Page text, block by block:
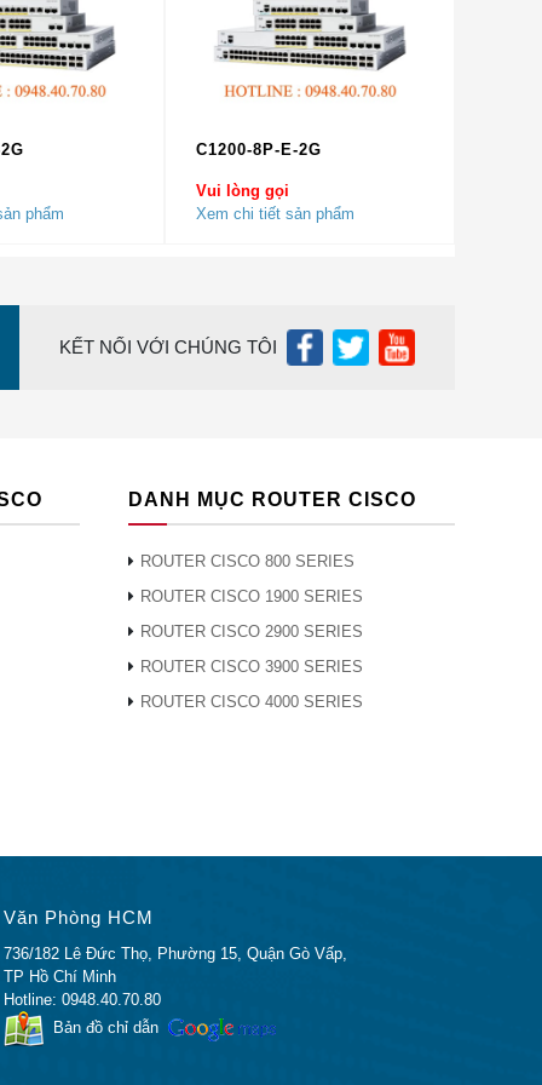
bị
xứ.
tinphẩm
C1200-8P-E-2G
Vui lòng gọi
Xem chi tiết sản phẩm
KẾT NỐI VỚI CHÚNG TÔI
DANH MỤC ROUTER CISCO
ROUTER CISCO 800 SERIES
ROUTER CISCO 1900 SERIES
ROUTER CISCO 2900 SERIES
ROUTER CISCO 3900 SERIES
ROUTER CISCO 4000 SERIES
Văn Phòng HCM
736/182 Lê Đức Thọ, Phường 15, Quận Gò Vấp,
TP Hồ Chí Minh
Hotline: 0948.40.70.80
Bản đồ chỉ dẫn